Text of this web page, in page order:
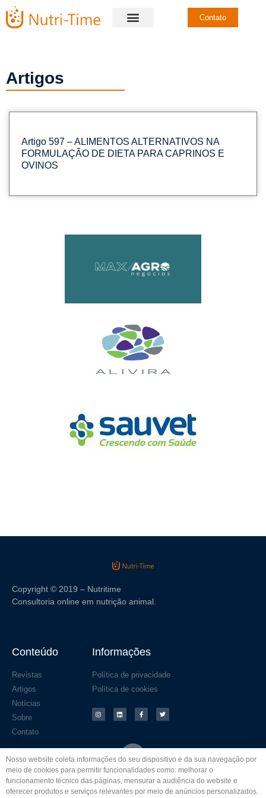
Contato
Artigos
Artigo 597 – ALIMENTOS ALTERNATIVOS NA
FORMULAÇÃO DE DIETA PARA CAPRINOS E
OVINOS
Copyright © 2019 – Nutritime
Consultoria online em nutrição animal.
Conteúdo
Revistas
Artigos
Notícias
Sobre
Contato
Informações
Política de privacidade
Política de cookies
Nosso website coleta informações do seu dispositivo e da sua navegação por
meio de cookies para permitir funcionalidades como: melhorar o
funcionamento técnico das páginas, mensurar a audiência do website e
oferecer produtos e serviços relevantes por meio de anúncios personalizados.